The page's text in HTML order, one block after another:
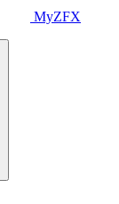
MyZFX